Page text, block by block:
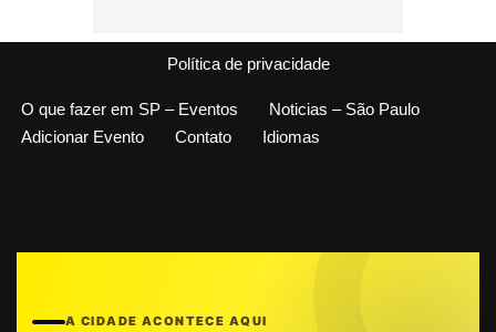
Política de privacidade
O que fazer em SP – Eventos
Noticias – São Paulo
Adicionar Evento
Contato Idiomas
A CIDADE ACONTECE AQUI